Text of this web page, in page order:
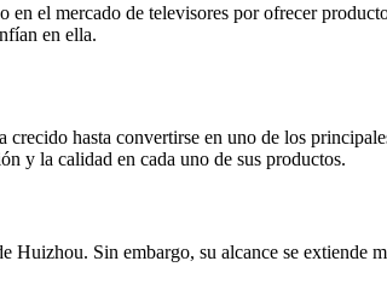
el mercado de televisores por ofrecer
en ella.
hasta convertirse en uno de los
y la calidad en cada uno de sus productos.
Sin embargo, su alcance se extiende